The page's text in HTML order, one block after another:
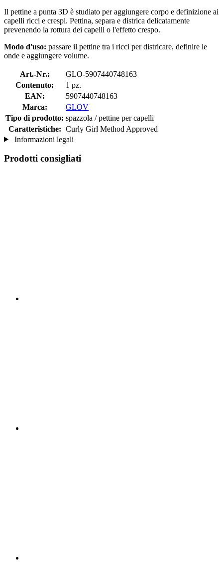
Il pettine a punta 3D è studiato per aggiungere corpo e definizione ai
capelli ricci e crespi. Pettina, separa e districa delicatamente
prevenendo la rottura dei capelli o l'effetto crespo.
Modo d'uso: passare il pettine tra i ricci per districare, definire le
onde e aggiungere volume.
Art.-Nr.:
GLO-5907440748163
Contenuto:
1 pz.
EAN:
5907440748163
Marca:
GLOV
Tipo di prodotto: spazzola / pettine per capelli
Caratteristiche: Curly Girl Method Approved
Informazioni legali
Prodotti consigliati